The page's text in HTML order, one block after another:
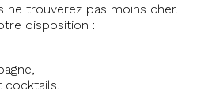
ne trouverez pas moins cher.
disposition :